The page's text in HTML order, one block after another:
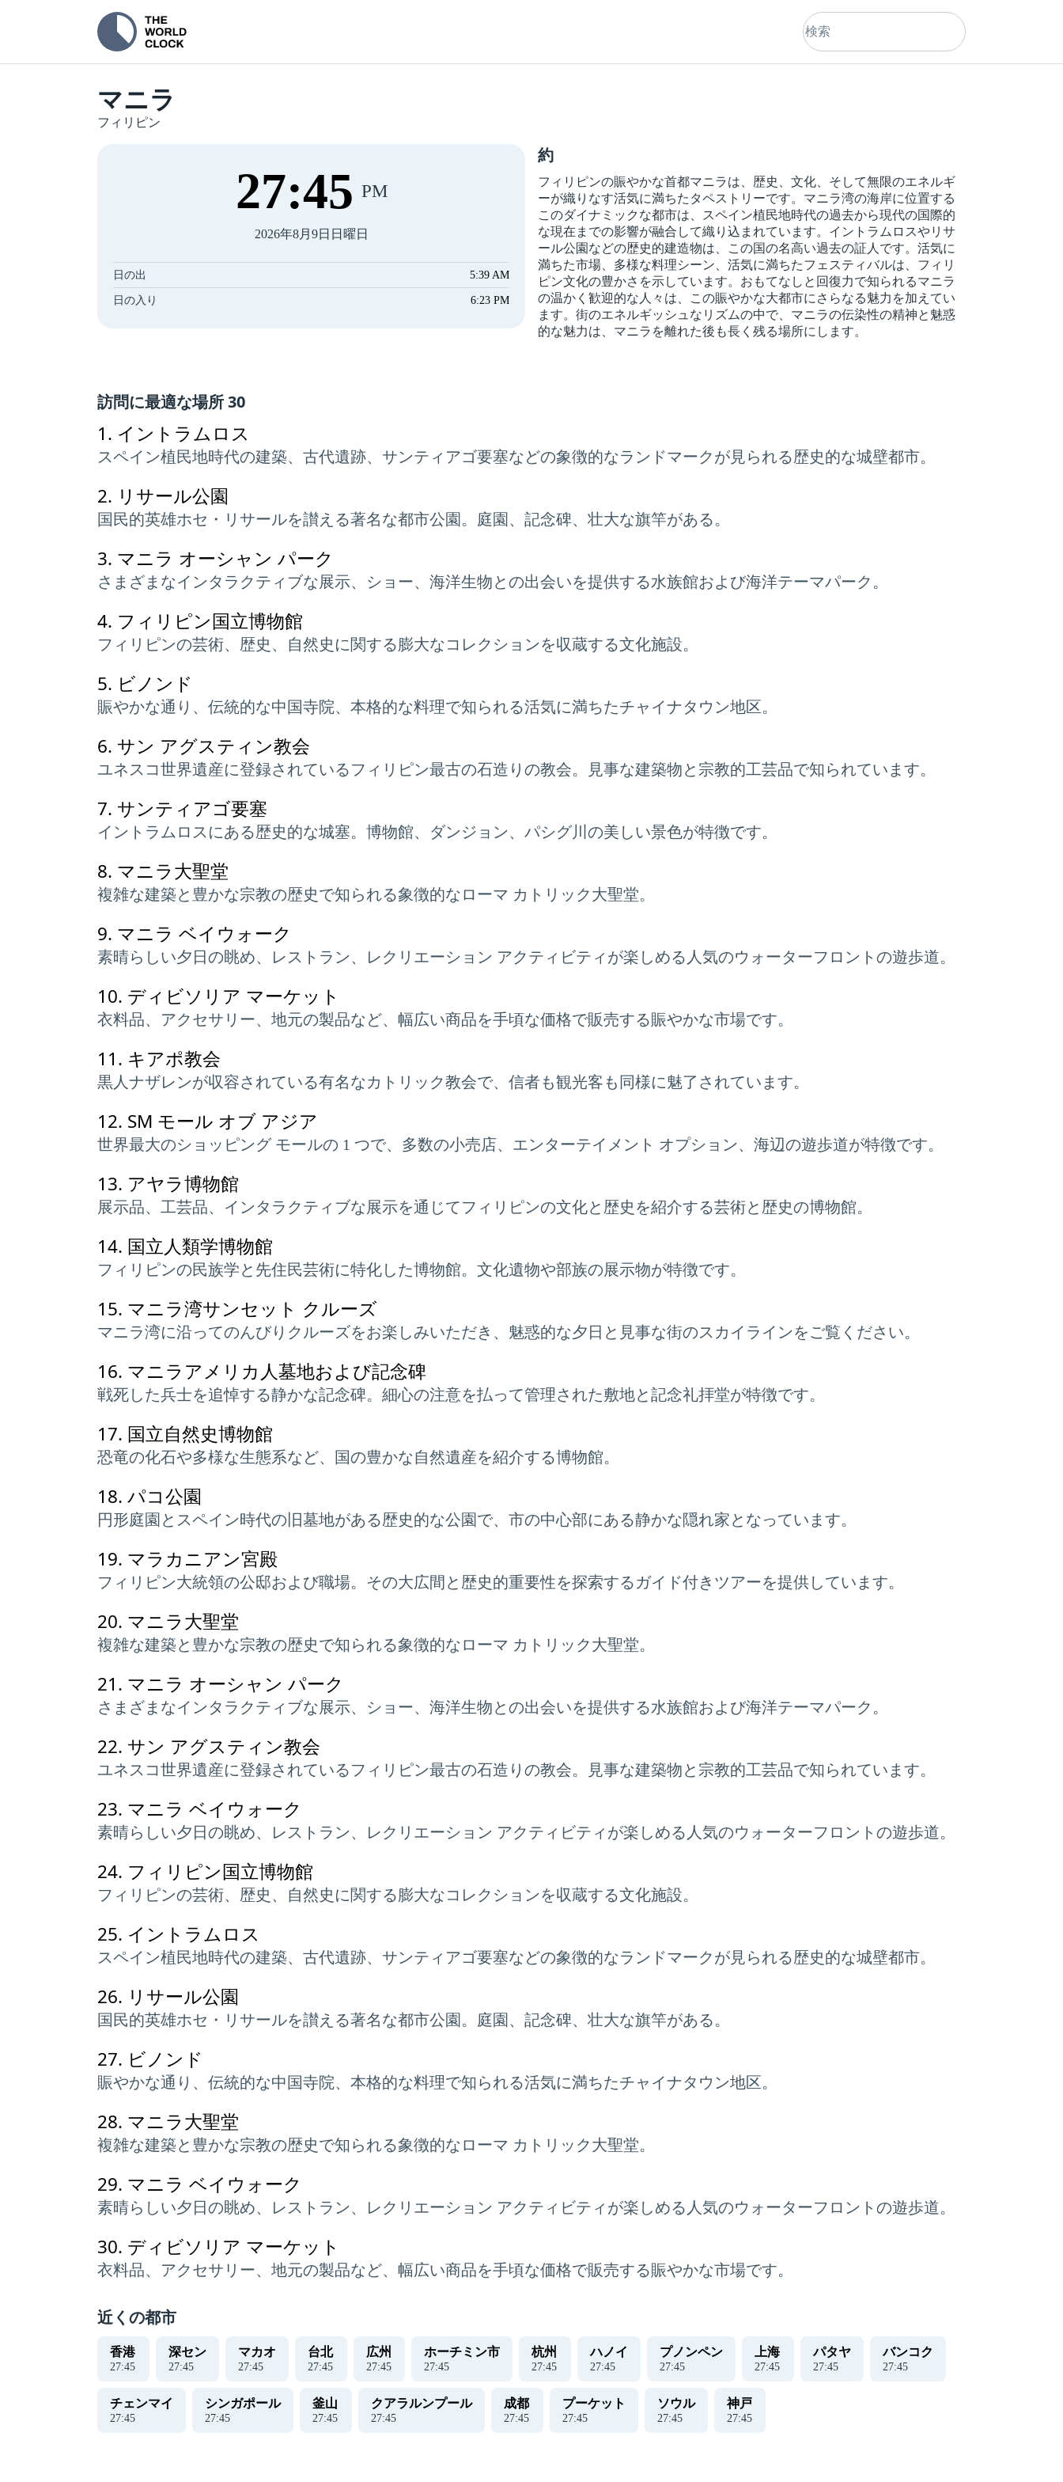
マニラ
フィリピン
27:45 PM
2026年8月9日日曜日
日の出 5:39 AM
日の入り 6:23 PM
約
フィリピンの賑やかな首都マニラは、歴史、文化、そして無限のエネルギ
ーが織りなす活気に満ちたタペストリーです。マニラ湾の海岸に位置する
このダイナミックな都市は、スペイン植民地時代の過去から現代の国際的
な現在までの影響が融合して織り込まれています。イントラムロスやリサ
ール公園などの歴史的建造物は、この国の名高い過去の証人です。活気に
満ちた市場、多様な料理シーン、活気に満ちたフェスティバルは、フィリ
ピン文化の豊かさを示しています。おもてなしと回復力で知られるマニラ
の温かく歓迎的な人々は、この賑やかな大都市にさらなる魅力を加えてい
ます。街のエネルギッシュなリズムの中で、マニラの伝染性の精神と魅惑
的な魅力は、マニラを離れた後も長く残る場所にします。
訪問に最適な場所 30
1. イントラムロス
スペイン植民地時代の建築、古代遺跡、サンティアゴ要塞などの象徴的なランドマークが見られる歴史的な城壁都市。
2. リサール公園
国民的英雄ホセ・リサールを讃える著名な都市公園。庭園、記念碑、壮大な旗竿がある。
3. マニラ オーシャン パーク
さまざまなインタラクティブな展示、ショー、海洋生物との出会いを提供する水族館および海洋テーマパーク。
4. フィリピン国立博物館
フィリピンの芸術、歴史、自然史に関する膨大なコレクションを収蔵する文化施設。
5. ビノンド
賑やかな通り、伝統的な中国寺院、本格的な料理で知られる活気に満ちたチャイナタウン地区。
6. サン アグスティン教会
ユネスコ世界遺産に登録されているフィリピン最古の石造りの教会。見事な建築物と宗教的工芸品で知られています。
7. サンティアゴ要塞
イントラムロスにある歴史的な城塞。博物館、ダンジョン、パシグ川の美しい景色が特徴です。
8. マニラ大聖堂
複雑な建築と豊かな宗教の歴史で知られる象徴的なローマ カトリック大聖堂。
9. マニラ ベイウォーク
素晴らしい夕日の眺め、レストラン、レクリエーション アクティビティが楽しめる人気のウォーターフロントの遊歩道。
10. ディビソリア マーケット
衣料品、アクセサリー、地元の製品など、幅広い商品を手頃な価格で販売する賑やかな市場です。
11. キアポ教会
黒人ナザレンが収容されている有名なカトリック教会で、信者も観光客も同様に魅了されています。
12. SM モール オブ アジア
世界最大のショッピング モールの 1 つで、多数の小売店、エンターテイメント オプション、海辺の遊歩道が特徴です。
13. アヤラ博物館
展示品、工芸品、インタラクティブな展示を通じてフィリピンの文化と歴史を紹介する芸術と歴史の博物館。
14. 国立人類学博物館
フィリピンの民族学と先住民芸術に特化した博物館。文化遺物や部族の展示物が特徴です。
15. マニラ湾サンセット クルーズ
マニラ湾に沿ってのんびりクルーズをお楽しみいただき、魅惑的な夕日と見事な街のスカイラインをご覧ください。
16. マニラアメリカ人墓地および記念碑
戦死した兵士を追悼する静かな記念碑。細心の注意を払って管理された敷地と記念礼拝堂が特徴です。
17. 国立自然史博物館
恐竜の化石や多様な生態系など、国の豊かな自然遺産を紹介する博物館。
18. パコ公園
円形庭園とスペイン時代の旧墓地がある歴史的な公園で、市の中心部にある静かな隠れ家となっています。
19. マラカニアン宮殿
フィリピン大統領の公邸および職場。その大広間と歴史的重要性を探索するガイド付きツアーを提供しています。
20. マニラ大聖堂
複雑な建築と豊かな宗教の歴史で知られる象徴的なローマ カトリック大聖堂。
21. マニラ オーシャン パーク
さまざまなインタラクティブな展示、ショー、海洋生物との出会いを提供する水族館および海洋テーマパーク。
22. サン アグスティン教会
ユネスコ世界遺産に登録されているフィリピン最古の石造りの教会。見事な建築物と宗教的工芸品で知られています。
23. マニラ ベイウォーク
素晴らしい夕日の眺め、レストラン、レクリエーション アクティビティが楽しめる人気のウォーターフロントの遊歩道。
24. フィリピン国立博物館
フィリピンの芸術、歴史、自然史に関する膨大なコレクションを収蔵する文化施設。
25. イントラムロス
スペイン植民地時代の建築、古代遺跡、サンティアゴ要塞などの象徴的なランドマークが見られる歴史的な城壁都市。
26. リサール公園
国民的英雄ホセ・リサールを讃える著名な都市公園。庭園、記念碑、壮大な旗竿がある。
27. ビノンド
賑やかな通り、伝統的な中国寺院、本格的な料理で知られる活気に満ちたチャイナタウン地区。
28. マニラ大聖堂
複雑な建築と豊かな宗教の歴史で知られる象徴的なローマ カトリック大聖堂。
29. マニラ ベイウォーク
素晴らしい夕日の眺め、レストラン、レクリエーション アクティビティが楽しめる人気のウォーターフロントの遊歩道。
30. ディビソリア マーケット
衣料品、アクセサリー、地元の製品など、幅広い商品を手頃な価格で販売する賑やかな市場です。
近くの都市
香港
27:45
深セン
27:45
マカオ
27:45
台北
27:45
広州
27:45
ホーチミン市
27:45
杭州
27:45
ハノイ
27:45
プノンペン
27:45
上海
27:45
パタヤ
27:45
バンコク
27:45
チェンマイ
27:45
シンガポール
27:45
釜山
27:45
クアラルンプール
27:45
成都
27:45
プーケット
27:45
ソウル
27:45
神戸
27:45